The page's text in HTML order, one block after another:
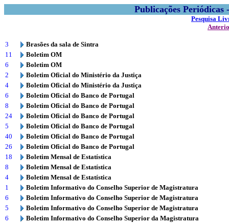
Publicações
Pesquisa
3
Brasões da sala de Sintra
11
Boletim OM
6
Boletim OM
2
Boletim Oficial do Ministério da Justiça
4
Boletim Oficial do Ministério da Justiça
6
Boletim Oficial do Banco de Portugal
8
Boletim Oficial do Banco de Portugal
24
Boletim Oficial do Banco de Portugal
5
Boletim Oficial do Banco de Portugal
40
Boletim Oficial do Banco de Portugal
26
Boletim Oficial do Banco de Portugal
18
Boletim Mensal de Estatística
8
Boletim Mensal de Estatística
4
Boletim Mensal de Estatística
1
Boletim Informativo do Conselho Superior de Magistratura
6
Boletim Informativo do Conselho Superior de Magistratura
5
Boletim Informativo do Conselho Superior de Magistratura
6
Boletim Informativo do Conselho Superior da Magistratura